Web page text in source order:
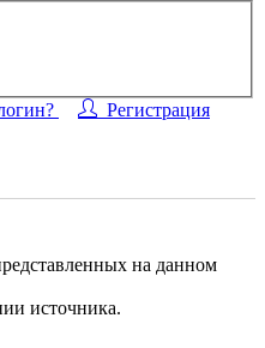
Регистрация
на данном
источника.